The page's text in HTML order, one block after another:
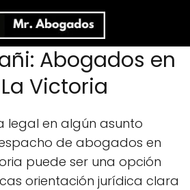
Abogados en
Victoria
legal en algún asunto
de abogados en
puede ser una opción
orientación jurídica clara